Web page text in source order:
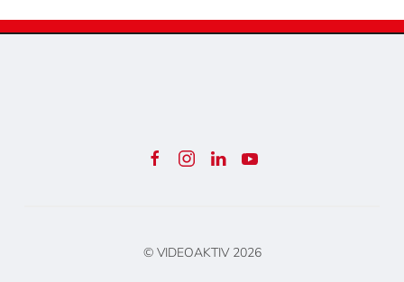
© VIDEOAKTIV 2026